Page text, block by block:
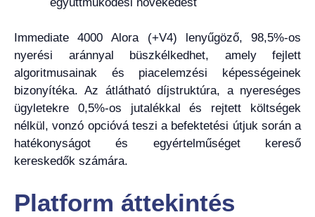
Immediate 4000 Alora (+V4) lenyűgöző, 98,5%-os
nyerési aránnyal büszkélkedhet, amely fejlett
algoritmusainak és piacelemzési képességeinek
bizonyítéka. Az átlátható díjstruktúra, a nyereséges
ügyletekre 0,5%-os jutalékkal és rejtett költségek
nélkül, vonzó opcióvá teszi a befektetési útjuk során a
hatékonyságot és egyértelműséget kereső
kereskedők számára.
Platform áttekintés